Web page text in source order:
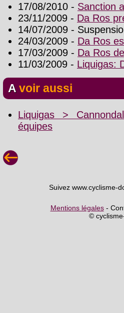
17/08/2010 - Sanction
23/11/2009 - Da Ros
14/07/2009 -
24/03/2009 - Da Ros
17/03/2009 - Da Ros
11/03/2009 - Liquigas:
A voir aussi
Liquigas >
équipes
Suivez www.cyclisme-
Mentions légales-
©